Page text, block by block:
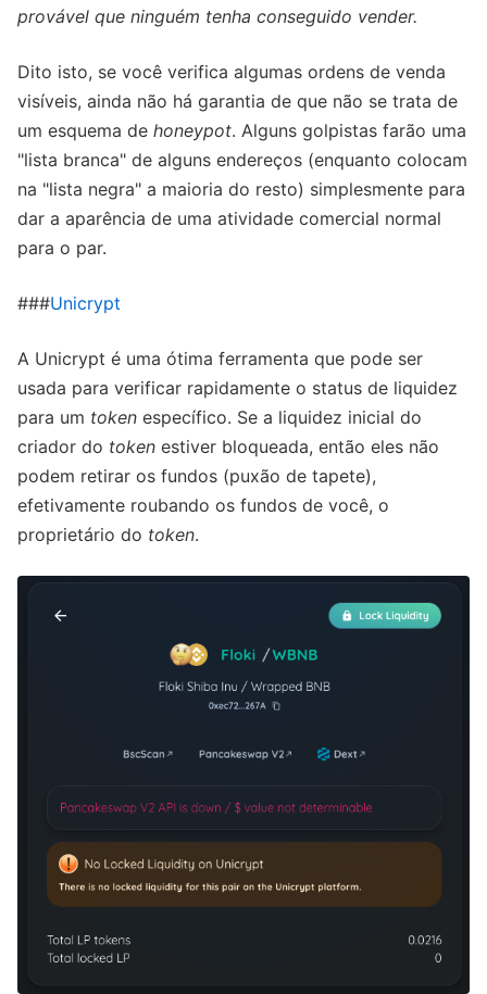
provável que ninguém tenha conseguido vender.
Dito isto, se você verifica algumas ordens de venda
visíveis, ainda não há garantia de que não se trata de
um esquema de honeypot. Alguns golpistas farão uma
"lista branca" de alguns endereços (enquanto colocam
na "lista negra" a maioria do resto) simplesmente para
dar a aparência de uma atividade comercial normal
para o par.
###Unicrypt
A Unicrypt é uma ótima ferramenta que pode ser
usada para verificar rapidamente o status de liquidez
para um token específico. Se a liquidez inicial do
criador do token estiver bloqueada, então eles não
podem retirar os fundos (puxão de tapete),
efetivamente roubando os fundos de você, o
proprietário do token.